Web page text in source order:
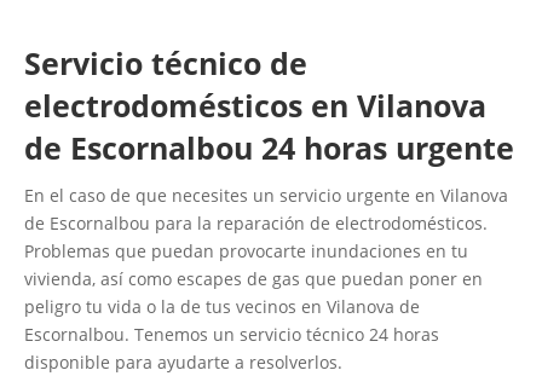
Servicio técnico de
electrodomésticos en Vilanova
de Escornalbou 24 horas urgente
En el caso de que necesites un servicio urgente en Vilanova
de Escornalbou para la reparación de electrodomésticos.
Problemas que puedan provocarte inundaciones en tu
vivienda, así como escapes de gas que puedan poner en
peligro tu vida o la de tus vecinos en Vilanova de
Escornalbou. Tenemos un servicio técnico 24 horas
disponible para ayudarte a resolverlos.